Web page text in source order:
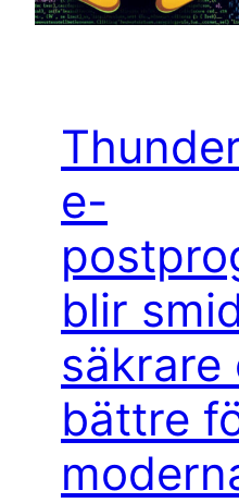
e-
blir
säkrare
bättre